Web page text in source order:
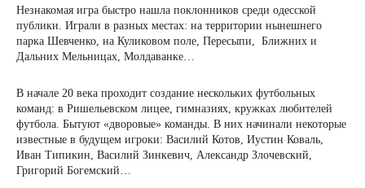
Незнакомая игра быстро нашла поклонников среди одесской
публики. Играли в разных местах: на территории нынешнего
парка Шевченко, на Куликовом поле, Пересыпи, Ближних и
Дальних Мельницах, Молдаванке…
В начале 20 века проходит создание нескольких футбольных
команд: в Ришельевском лицее, гимназиях, кружках любителей
футбола. Бытуют «дворовые» команды. В них начинали некоторые
известные в будущем игроки: Василий Котов, Иустин Коваль,
Иван Типикин, Василий Зинкевич, Александр Злочевский,
Григорий Богемский…